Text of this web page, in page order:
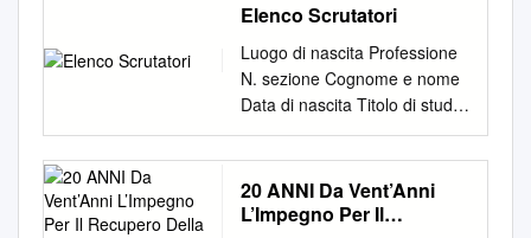
Elenco Scrutatori
Luogo di nascita Professione
N. sezione Cognome e nome
Data di nascita Titolo di studio
nella cui Indirizzo lista e' isc
SEZIONE 1 Sede SCUOLA
ELEMENTARE VIA
MUNICIPIO Scrutatori da
20 ANNI Da Vent’Anni
L’Impegno Per Il